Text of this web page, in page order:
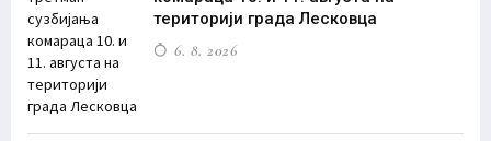
територији града Лесковца
6. 8. 2026